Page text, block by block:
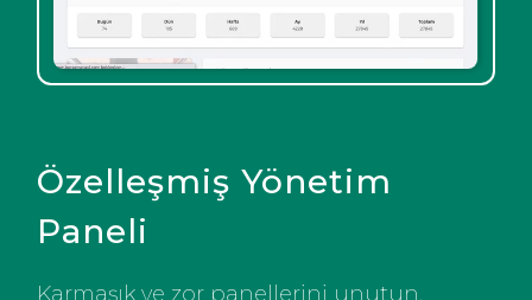
Özelleşmiş Yönetim
Paneli
Karmaşık ve zor panellerini unutun.